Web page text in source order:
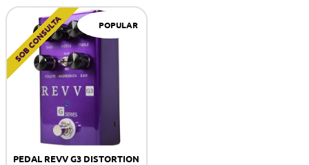
POPULAR
SOB CONSULTA
PEDAL REVV G3 DISTORTION